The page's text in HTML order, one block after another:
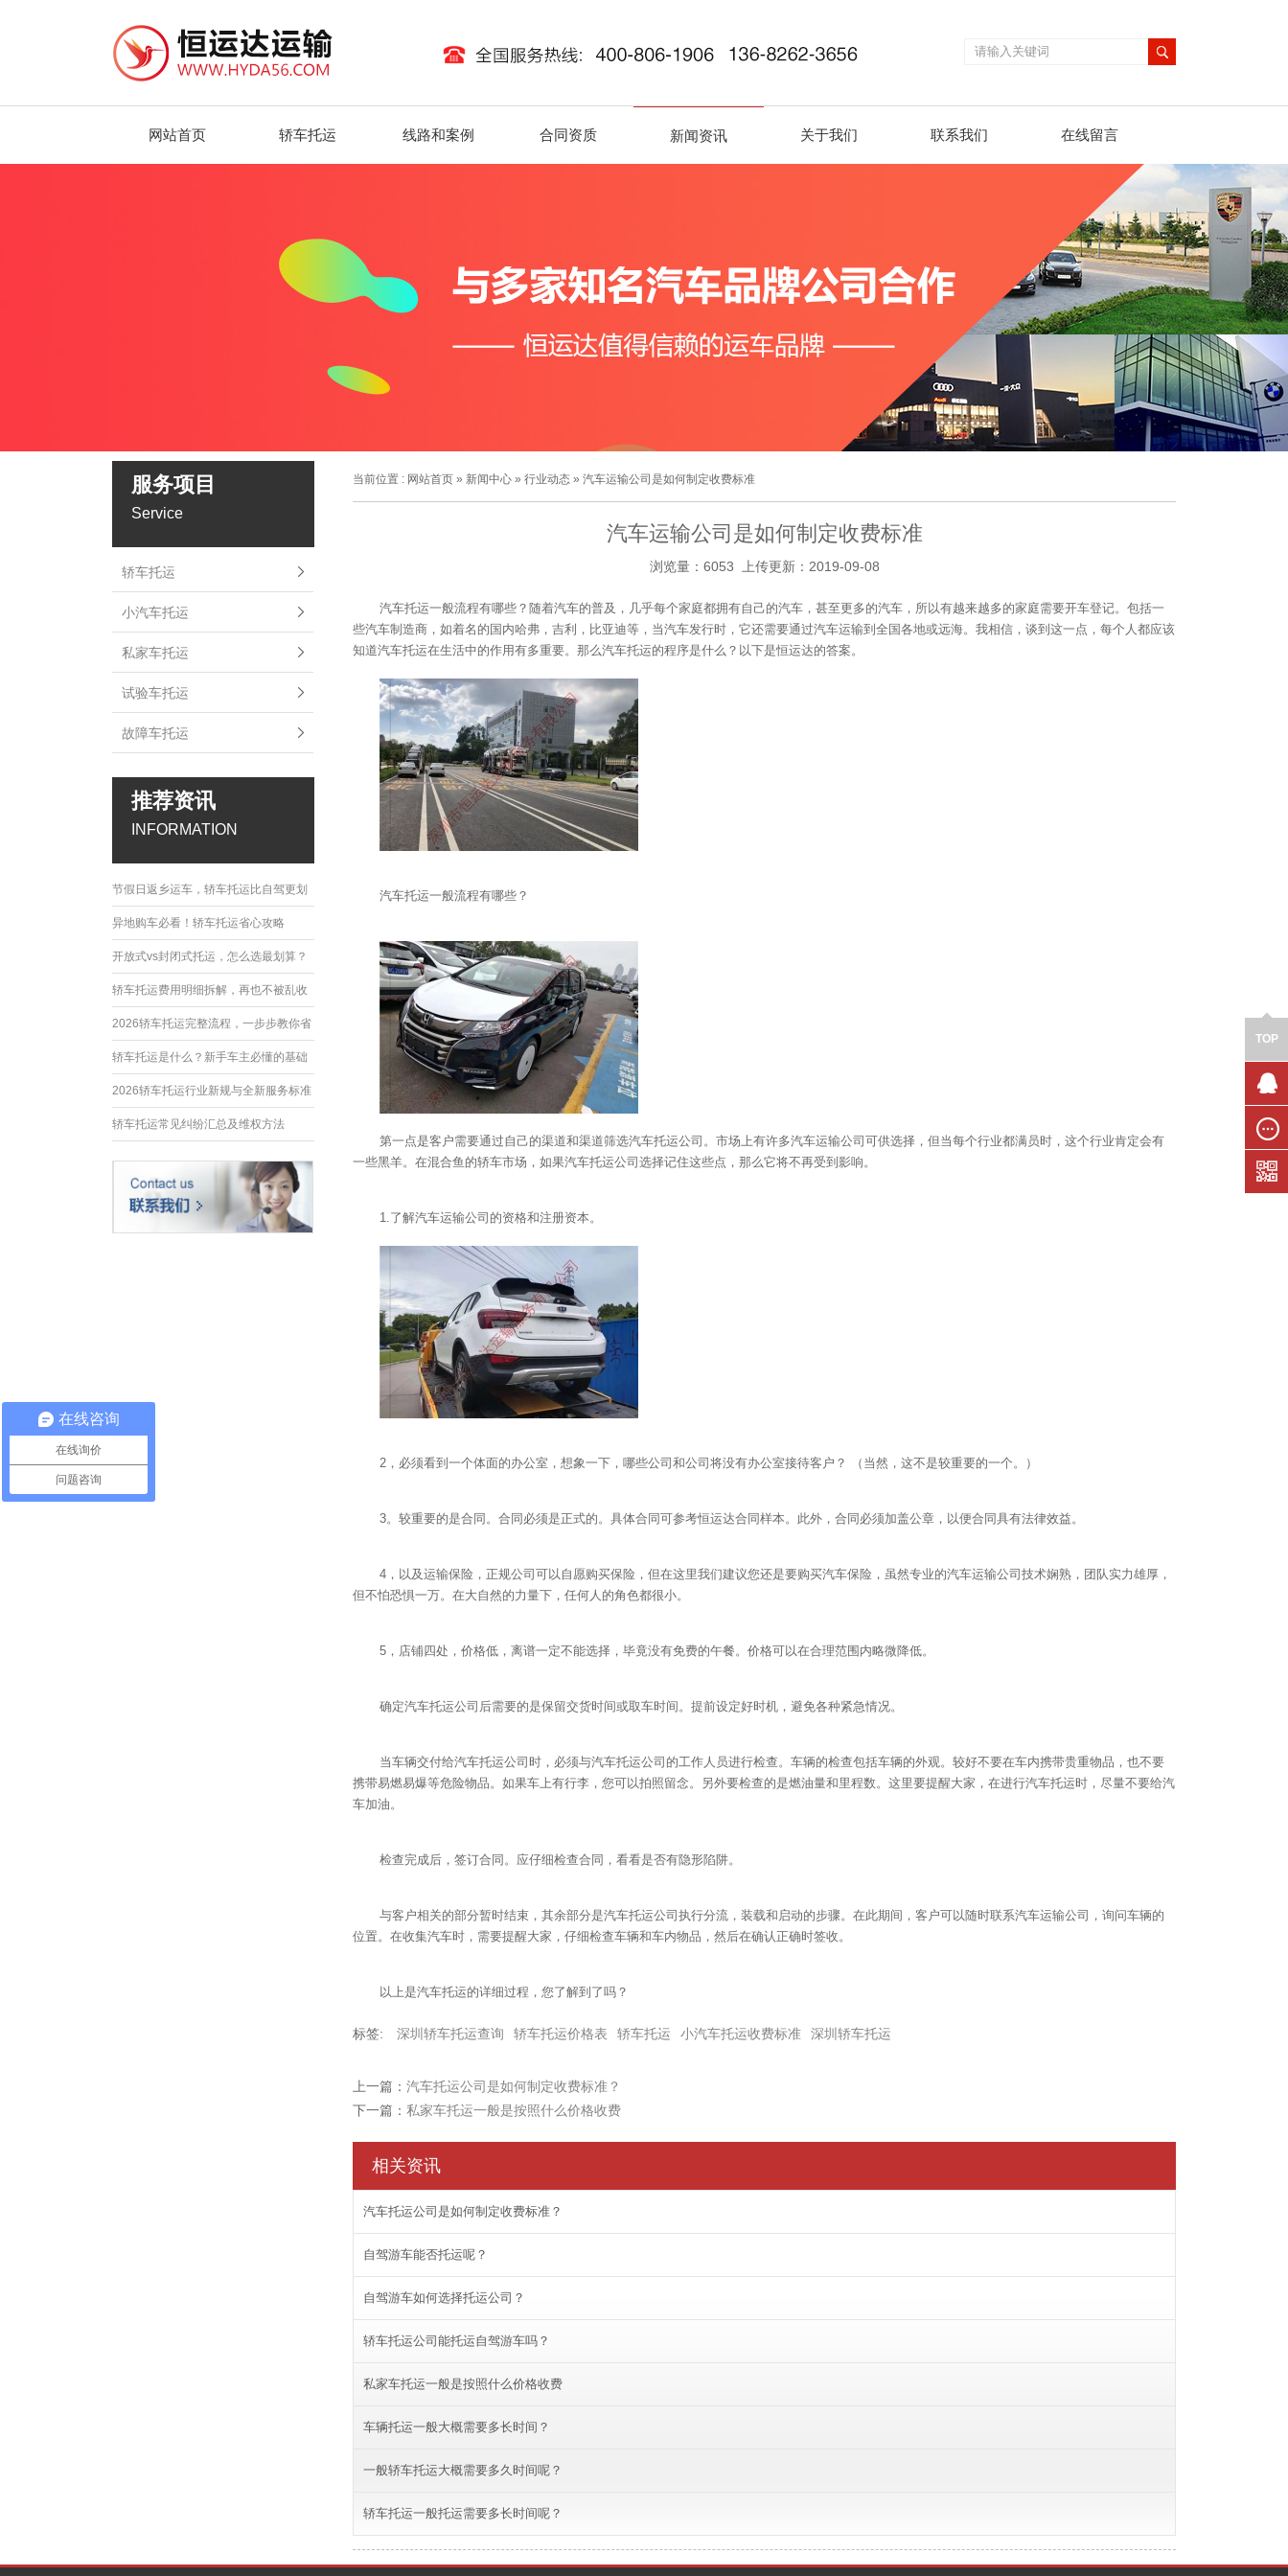
网站首页 轿车托运 线路和案例 合同资质 新闻资讯 关于我们 联系我们 在线留言
服务项目
Service
轿车托运
小汽车托运
私家车托运
试验车托运
故障车托运
推荐资讯
INFORMATION
节假日返乡运车，轿车托运比自驾更划
算
异地购车必看！轿车托运省心攻略
开放式vs封闭式托运，怎么选最划算？
轿车托运费用明细拆解，再也不被乱收
费
2026轿车托运完整流程，一步步教你省
心运车
轿车托运是什么？新手车主必懂的基础
常识
2026轿车托运行业新规与全新服务标准
轿车托运常见纠纷汇总及维权方法
当前位置 : 网站首页 » 新闻中心 » 行业动态 » 汽车运输公司是如何制定收费标准
汽车运输公司是如何制定收费标准
浏览量：6053 上传更新：2019-09-08
汽车托运一般流程有哪些？随着汽车的普及，几乎每个家庭都拥有自己的汽车，甚至更多的汽车，所以有越来越多的家庭需要开车登记。包括一
些汽车制造商，如着名的国内哈弗，吉利，比亚迪等，当汽车发行时，它还需要通过汽车运输到全国各地或远海。我相信，谈到这一点，每个人都应该
知道汽车托运在生活中的作用有多重要。那么汽车托运的程序是什么？以下是恒运达的答案。
汽车托运一般流程有哪些？
第一点是客户需要通过自己的渠道和渠道筛选汽车托运公司。市场上有许多汽车运输公司可供选择，但当每个行业都满员时，这个行业肯定会有
一些黑羊。在混合鱼的轿车市场，如果汽车托运公司选择记住这些点，那么它将不再受到影响。
1.了解汽车运输公司的资格和注册资本。
2，必须看到一个体面的办公室，想象一下，哪些公司和公司将没有办公室接待客户？ （当然，这不是较重要的一个。）
3。较重要的是合同。合同必须是正式的。具体合同可参考恒运达合同样本。此外，合同必须加盖公章，以便合同具有法律效益。
4，以及运输保险，正规公司可以自愿购买保险，但在这里我们建议您还是要购买汽车保险，虽然专业的汽车运输公司技术娴熟，团队实力雄厚，
但不怕恐惧一万。在大自然的力量下，任何人的角色都很小。
5，店铺四处，价格低，离谱一定不能选择，毕竟没有免费的午餐。价格可以在合理范围内略微降低。
确定汽车托运公司后需要的是保留交货时间或取车时间。提前设定好时机，避免各种紧急情况。
当车辆交付给汽车托运公司时，必须与汽车托运公司的工作人员进行检查。车辆的检查包括车辆的外观。较好不要在车内携带贵重物品，也不要
携带易燃易爆等危险物品。如果车上有行李，您可以拍照留念。另外要检查的是燃油量和里程数。这里要提醒大家，在进行汽车托运时，尽量不要给汽
车加油。
检查完成后，签订合同。应仔细检查合同，看看是否有隐形陷阱。
与客户相关的部分暂时结束，其余部分是汽车托运公司执行分流，装载和启动的步骤。在此期间，客户可以随时联系汽车运输公司，询问车辆的
位置。在收集汽车时，需要提醒大家，仔细检查车辆和车内物品，然后在确认正确时签收。
以上是汽车托运的详细过程，您了解到了吗？
标签: 深圳轿车托运查询 轿车托运价格表 轿车托运 小汽车托运收费标准 深圳轿车托运
上一篇： 汽车托运公司是如何制定收费标准？
下一篇： 私家车托运一般是按照什么价格收费
相关资讯
汽车托运公司是如何制定收费标准？
自驾游车能否托运呢？
自驾游车如何选择托运公司？
轿车托运公司能托运自驾游车吗？
私家车托运一般是按照什么价格收费
车辆托运一般大概需要多长时间？
一般轿车托运大概需要多久时间呢？
轿车托运一般托运需要多长时间呢？
TOP
在线留
在线咨询
在线询价
问题咨询